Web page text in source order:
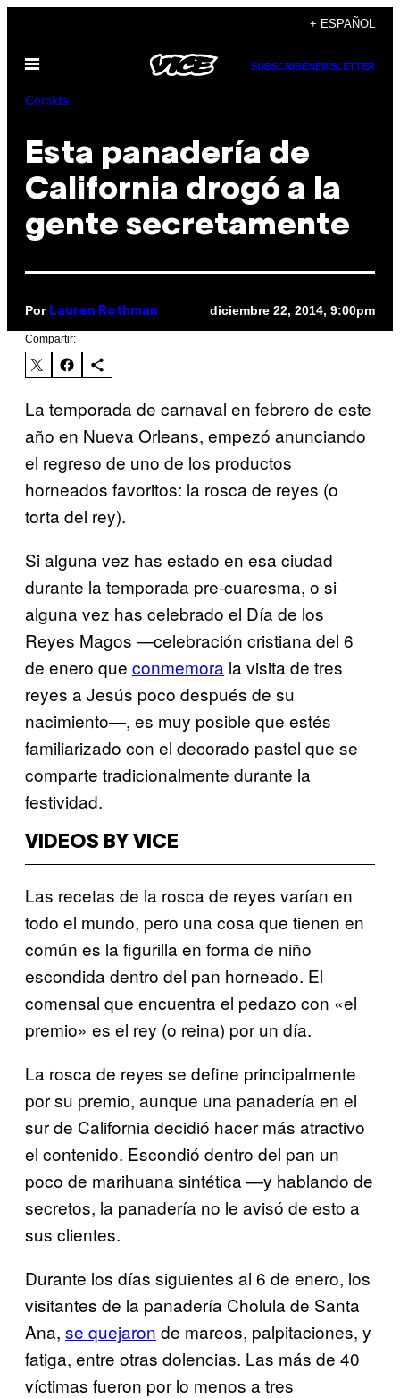
contenido
+ ESPAÑOL
Abrir
SUBSCRIBENEWSLETTER
Comida
Esta panadería de
California drogó a la
gente secretamente
Por Lauren Rothman diciembre 22, 2014, 9:00pm
Compartir:
La temporada de carnaval en febrero de este
año en Nueva Orleans, empezó anunciando
el regreso de uno de los productos
horneados favoritos: la rosca de reyes (o
torta del rey).
Si alguna vez has estado en esa ciudad
durante la temporada pre-cuaresma, o si
alguna vez has celebrado el Día de los
Reyes Magos —celebración cristiana del 6
de enero que conmemora la visita de tres
reyes a Jesús poco después de su
nacimiento—, es muy posible que estés
familiarizado con el decorado pastel que se
comparte tradicionalmente durante la
festividad.
VIDEOS BY VICE
Las recetas de la rosca de reyes varían en
todo el mundo, pero una cosa que tienen en
común es la figurilla en forma de niño
escondida dentro del pan horneado. El
comensal que encuentra el pedazo con «el
premio» es el rey (o reina) por un día.
La rosca de reyes se define principalmente
por su premio, aunque una panadería en el
sur de California decidió hacer más atractivo
el contenido. Escondió dentro del pan un
poco de marihuana sintética —y hablando de
secretos, la panadería no le avisó de esto a
sus clientes.
Durante los días siguientes al 6 de enero, los
visitantes de la panadería Cholula de Santa
Ana, se quejaron de mareos, palpitaciones, y
fatiga, entre otras dolencias. Las más de 40
víctimas fueron por lo menos a tres